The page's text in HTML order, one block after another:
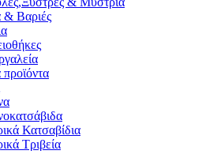
& Βαριές
Κατσαβίδια
Τριβεία